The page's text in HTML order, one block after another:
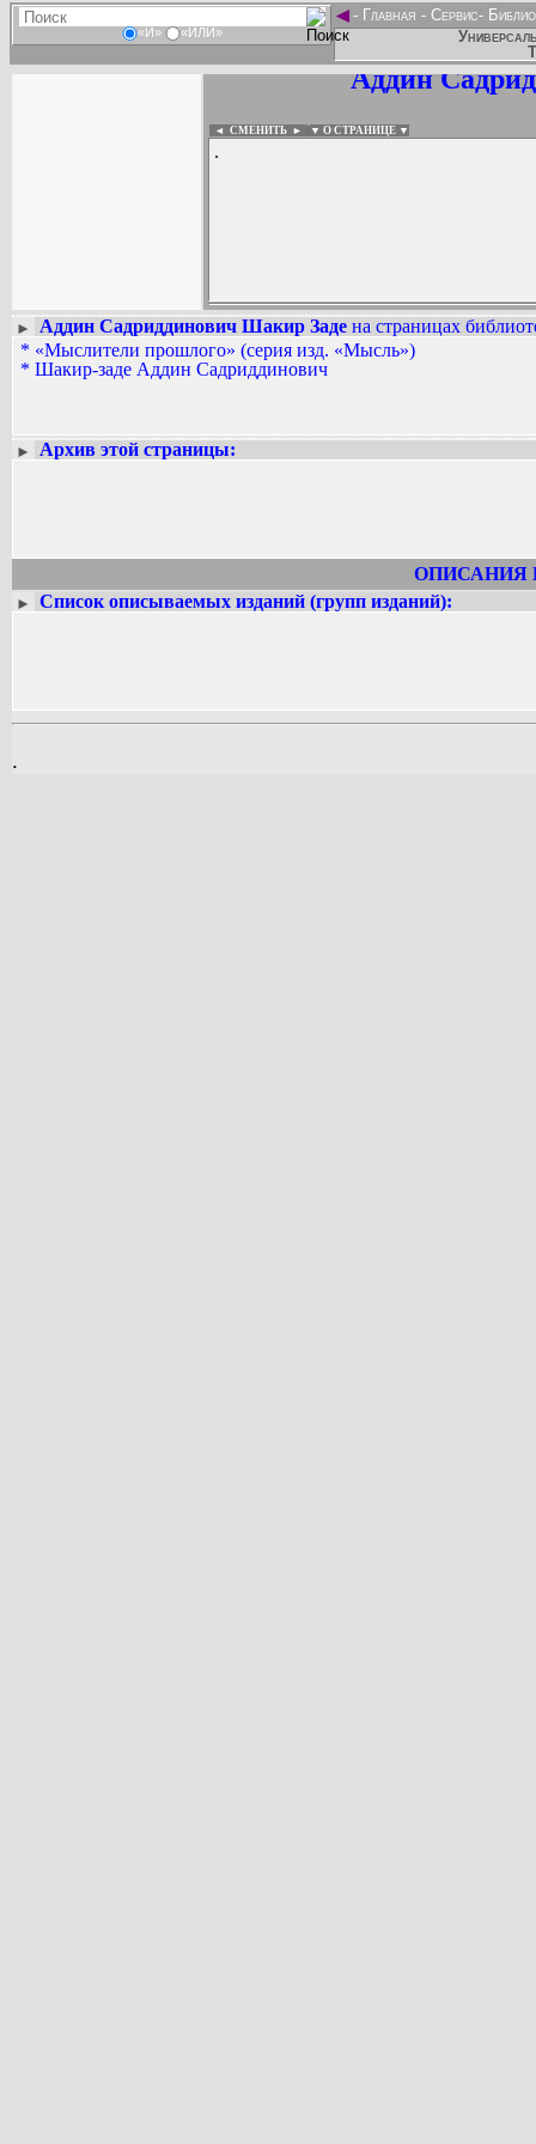
«И» «ИЛИ»
◄- Главная - Сервис-
Аддин
◄ СМЕНИТЬ ► ▼ О СТРАНИЦЕ ▼
.
Вадим Ершов...
...
► Аддин Садриддинович Шакир Заде на страницах
* «Мыслители прошлого» (серия изд. «Мысль»)
* Шакир-заде Аддин Садриддинович
► Архив этой страницы:
ОПИСАНИЯ
► Список описываемых изданий (групп изданий):
.